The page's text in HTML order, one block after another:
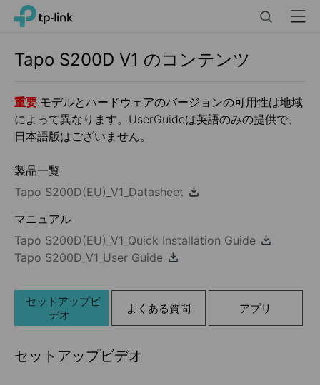
Click
navigation
TP-Link, Reliably Smart Menu
Tapo S200D V1 のコンテンツ
重要:モデルとハードウェアのバージョンの可用性は地域
によって異なります。UserGuideは英語のみの提供で、
日本語版はございません。
製品一覧
Tapo S200D(EU)_V1_Datasheet
マニュアル
Tapo S200D(EU)_V1_Quick Installation Guide
Tapo S200D_V1_User Guide
セットアップビ
デオ
よくある質問 アプリ
セットアップビデオ